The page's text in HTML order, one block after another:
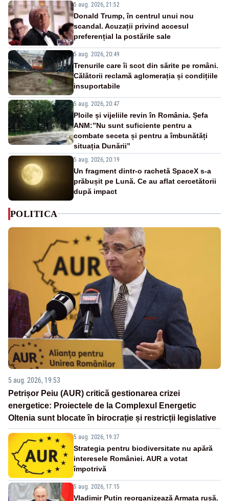
5 aug. 2026, 21:52
Donald Trump, în centrul unui nou
scandal. Acuzații privind accesul
preferențial la postările sale
5 aug. 2026, 20:49
Trenurile care îi scot din sărite pe români.
Călătorii reclamă aglomerația și condițiile
insuportabile
5 aug. 2026, 20:47
Ploile și vijeliile revin în România. Șefa
ANM:”Nu sunt suficiente pentru a
combate seceta și pentru a îmbunătăți
situația Dunării”
5 aug. 2026, 20:19
Un fragment dintr-o rachetă SpaceX s-a
prăbușit pe Lună. Ce au aflat cercetătorii
după impact
POLITICA
5 aug. 2026, 19:53
Petrișor Peiu (AUR) critică gestionarea crizei
energetice: Proiectele de la Complexul Energetic
Oltenia sunt blocate în birocrație și restricții legislative
5 aug. 2026, 19:37
Strategia pentru biodiversitate nu apără
interesele României. AUR a votat
împotrivă
5 aug. 2026, 17:15
Vladimir Putin reorganizează Armata rusă.